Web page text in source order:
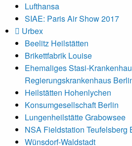
Lufthansa
SIAE: Paris Air Show 2017
Urbex
Beelitz Heilstätten
Brikettfabrik Louise
Ehemaliges Stasi-
Regierungskrankenhaus
Heilstätten Hohenlychen
Konsumgesellschaft Berlin
Lungenheilstätte Grabowsee
NSA Fieldstation Teufelsberg
Wünsdorf-Waldstadt